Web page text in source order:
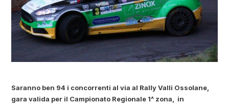
Saranno ben 94 i concorrenti al via al Rally Valli Ossolane,
gara valida per il Campionato Regionale 1^ zona, in